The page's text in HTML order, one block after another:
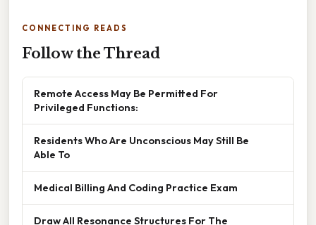
CONNECTING READS
Follow the Thread
Remote Access May Be Permitted For
Privileged Functions:
Residents Who Are Unconscious May Still Be
Able To
Medical Billing And Coding Practice Exam
Draw All Resonance Structures For The